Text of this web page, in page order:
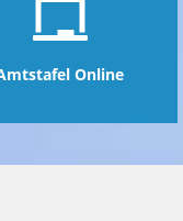
Online